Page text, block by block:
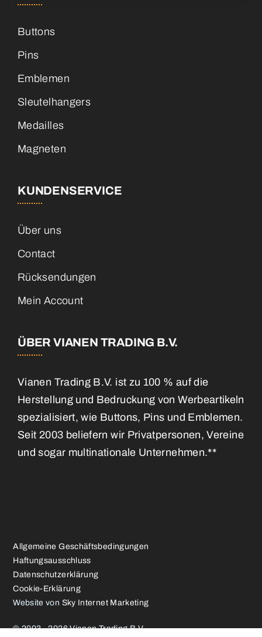
Buttons
Pins
Emblemen
Sleutelhangers
Medailles
Magneten
KUNDENSERVICE
Über uns
Contact
Rücksendungen
Mein Account
ÜBER VIANEN TRADING B.V.
Vianen Trading B.V. ist zu 100 % auf die
Herstellung und Bedruckung von Werbeartikeln
spezialisiert, wie Buttons, Pins und Emblemen.
Seit 2003 beliefern wir Privatpersonen, Vereine
und sogar multinationale Unternehmen.**
Allgemeine Geschäftsbedingungen
Haftungsausschluss
Datenschutzerklärung
Cookie-Erklärung
Website von Sky Internet Marketing
© 2003 - 2026 Vianen Trading B.V